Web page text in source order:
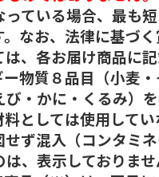
っている場合、最も
。なお、法律に基づ
、各お届け商品に記
物質８品目（小麦・
び・かに・くるみ）
料としては使用して
せず混入（コンタミ
は、表示しておりませ